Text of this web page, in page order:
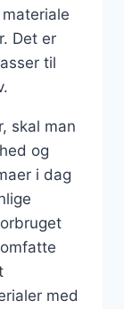
Det er
til
skal man
og
i dag
med